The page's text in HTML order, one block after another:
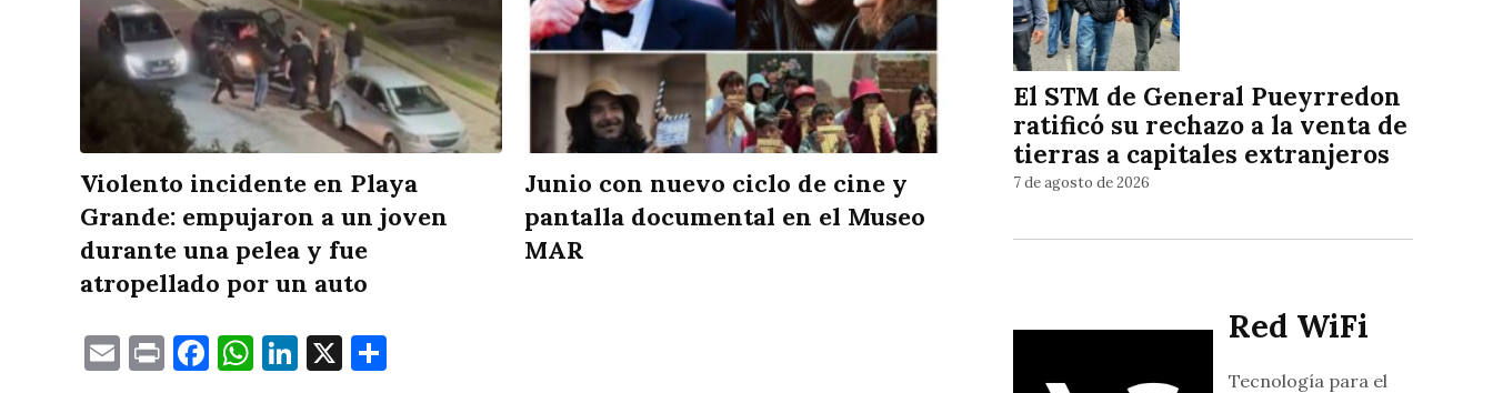
Violento incidente en Playa
Grande: empujaron a un joven
durante una pelea y fue
atropellado por un auto
Junio con nuevo ciclo de cine y
pantalla documental en el Museo
MAR
EmailPrintFacebook
WhatsApp
LinkedIn
X
El STM de General Pueyrredon
ratificó su rechazo a la venta de
tierras a capitales extranjeros
7 de agosto de 2026
Red WiFi
Tecnología para el